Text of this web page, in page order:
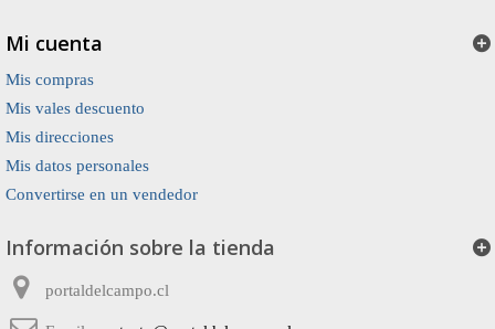
Mi cuenta
Mis compras
Mis vales descuento
Mis direcciones
Mis datos personales
Convertirse en un vendedor
Información sobre la tienda
portaldelcampo.cl